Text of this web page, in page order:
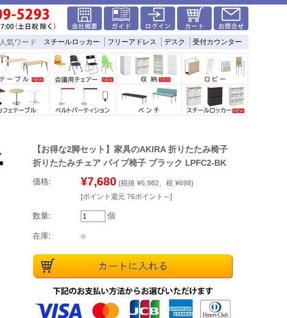
人気ワード スチールロッカー フリーアドレス デスク 受付カウンター
【お得な2脚セット】家具のAKIRA 折りたたみ椅子
折りたたみチェア パイプ椅子 ブラック LPFC2-BK
価格: ¥7,680 (税抜 ¥6,982、税 ¥698)
[ポイント還元 76ポイント～]
数量: 個
在庫: ○